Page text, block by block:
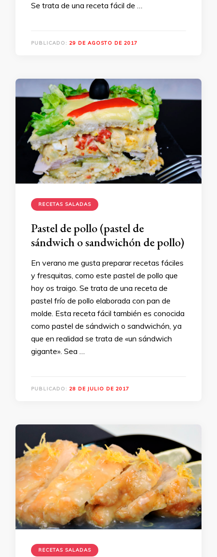
Se trata de una receta fácil de …
PUBLICADO: 29 DE AGOSTO DE 2017
RECETAS SALADAS
Pastel de pollo (pastel de
sándwich o sandwichón de pollo)
En verano me gusta preparar recetas fáciles
y fresquitas, como este pastel de pollo que
hoy os traigo. Se trata de una receta de
pastel frío de pollo elaborada con pan de
molde. Esta receta fácil también es conocida
como pastel de sándwich o sandwichón, ya
que en realidad se trata de «un sándwich
gigante». Sea …
PUBLICADO: 28 DE JULIO DE 2017
RECETAS SALADAS